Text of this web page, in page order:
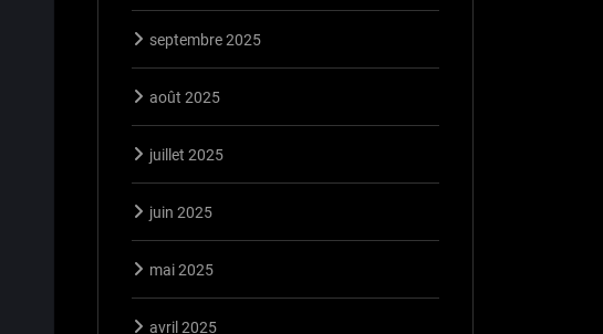
septembre 2025
août 2025
juillet 2025
juin 2025
mai 2025
avril 2025